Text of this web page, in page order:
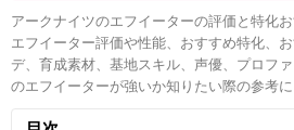
アークナイツのエフイーターの評価と特化
エフイーター評価や性能、おすすめ特化、
デ、育成素材、基地スキル、声優、プロフ
のエフイーターが強いか知りたい際の参考に